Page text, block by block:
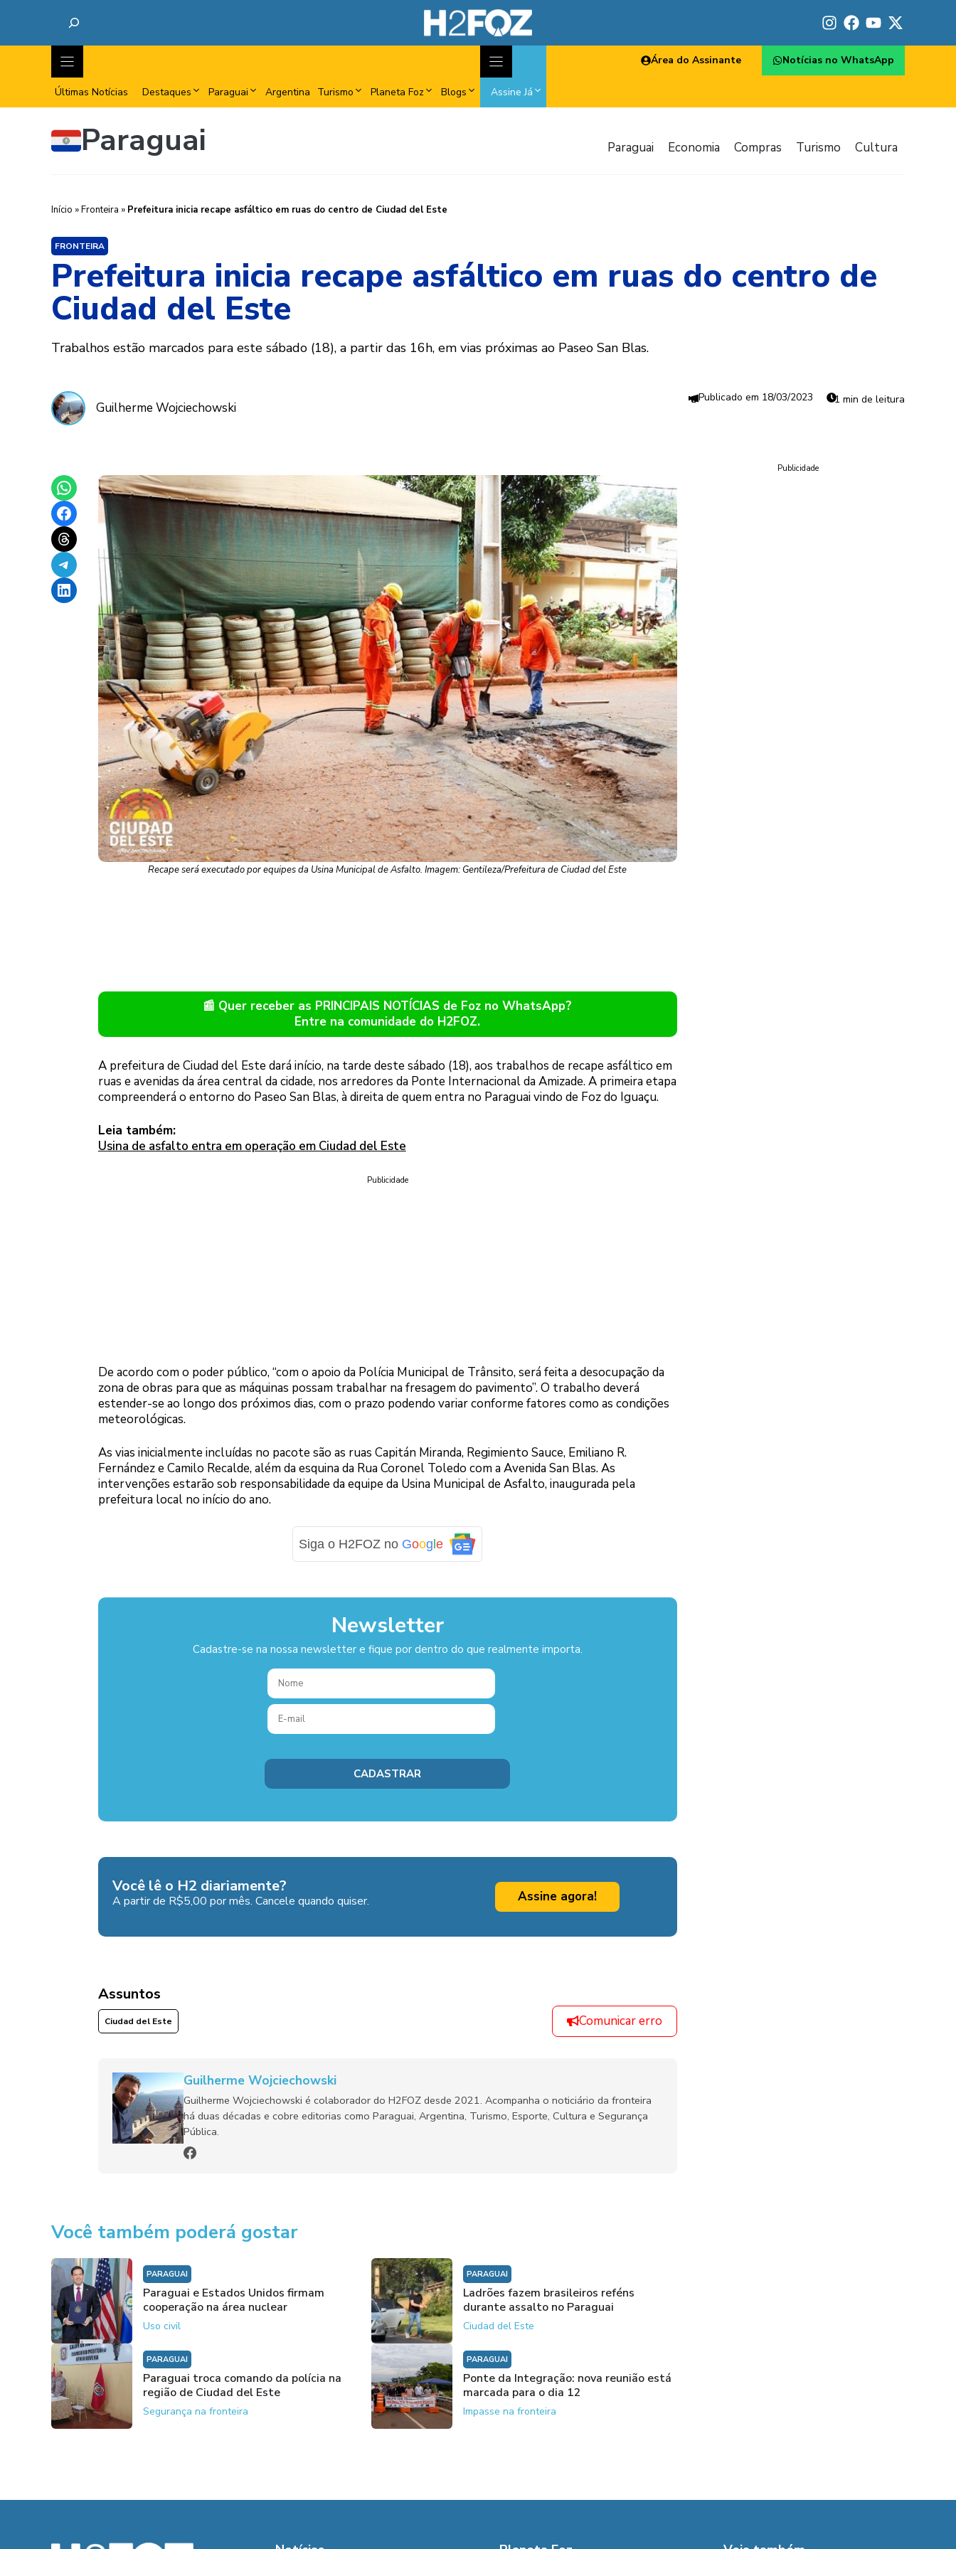
Últimas Notícias Destaques Paraguai Argentina Turismo Planeta Foz Blogs Assine Já
Área do Assinante Notícias no WhatsApp
Paraguai Paraguai Economia Compras Turismo Cultura
Início »Fronteira » Prefeitura inicia recape asfáltico em ruas do centro de Ciudad del Este
FRONTEIRA
Prefeitura inicia recape asfáltico em ruas do centro de
Ciudad del Este
Trabalhos estão marcados para este sábado (18), a partir das 16h, em vias próximas ao Paseo San Blas.
Guilherme Wojciechowski
18/03/2023 1 min de leitura
Share on WhatsApp
Share on Facebook
Share on Threads
Share on Telegram
Share on LinkedIn
Recape será executado por equipes da Usina Municipal de Asfalto. Imagem: Gentileza/Prefeitura de Ciudad del Este
📰 Quer receber as PRINCIPAIS NOTÍCIAS de Foz no WhatsApp?
Entre na comunidade do H2FOZ.
A prefeitura de Ciudad del Este dará início, na tarde deste sábado (18), aos trabalhos de recape asfáltico em
ruas e avenidas da área central da cidade, nos arredores da Ponte Internacional da Amizade. A primeira etapa
compreenderá o entorno do Paseo San Blas, à direita de quem entra no Paraguai vindo de Foz do Iguaçu.
Leia também:
Usina de asfalto entra em operação em Ciudad del Este
Publicidade
De acordo com o poder público, “com o apoio da Polícia Municipal de Trânsito, será feita a desocupação da
zona de obras para que as máquinas possam trabalhar na fresagem do pavimento”. O trabalho deverá
estender-se ao longo dos próximos dias, com o prazo podendo variar conforme fatores como as condições
meteorológicas.
As vias inicialmente incluídas no pacote são as ruas Capitán Miranda, Regimiento Sauce, Emiliano R.
Fernández e Camilo Recalde, além da esquina da Rua Coronel Toledo com a Avenida San Blas. As
intervenções estarão sob responsabilidade da equipe da Usina Municipal de Asfalto, inaugurada pela
prefeitura local no início do ano.
Siga o H2FOZ no Google
Newsletter
Cadastre-se na nossa newsletter e fique por dentro do que realmente importa.
Você lê o H2 diariamente?
A partir de R$5,00 por mês. Cancele quando quiser. Assine agora!
Assuntos
Ciudad del Este Comunicar erro
Guilherme Wojciechowski
Guilherme Wojciechowski é colaborador do H2FOZ desde 2021. Acompanha o noticiário da fronteira
há duas décadas e cobre editorias como Paraguai, Argentina, Turismo, Esporte, Cultura e Segurança
Pública.
Você também poderá gostar
PARAGUAI
Paraguai e Estados Unidos firmam
cooperação na área nuclear
Uso civil
PARAGUAI
Ladrões fazem brasileiros reféns
durante assalto no Paraguai
Ciudad del Este
PARAGUAI
Paraguai troca comando da polícia na
região de Ciudad del Este
Segurança na fronteira
PARAGUAI
Ponte da Integração: nova reunião está
marcada para o dia 12
Impasse na fronteira
Publicidade